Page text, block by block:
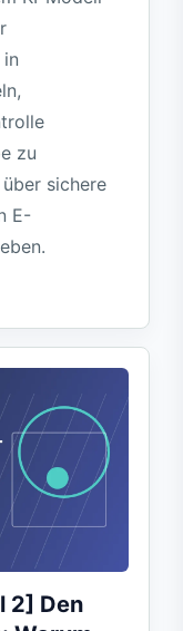
zu
sichere
E-
2] Den